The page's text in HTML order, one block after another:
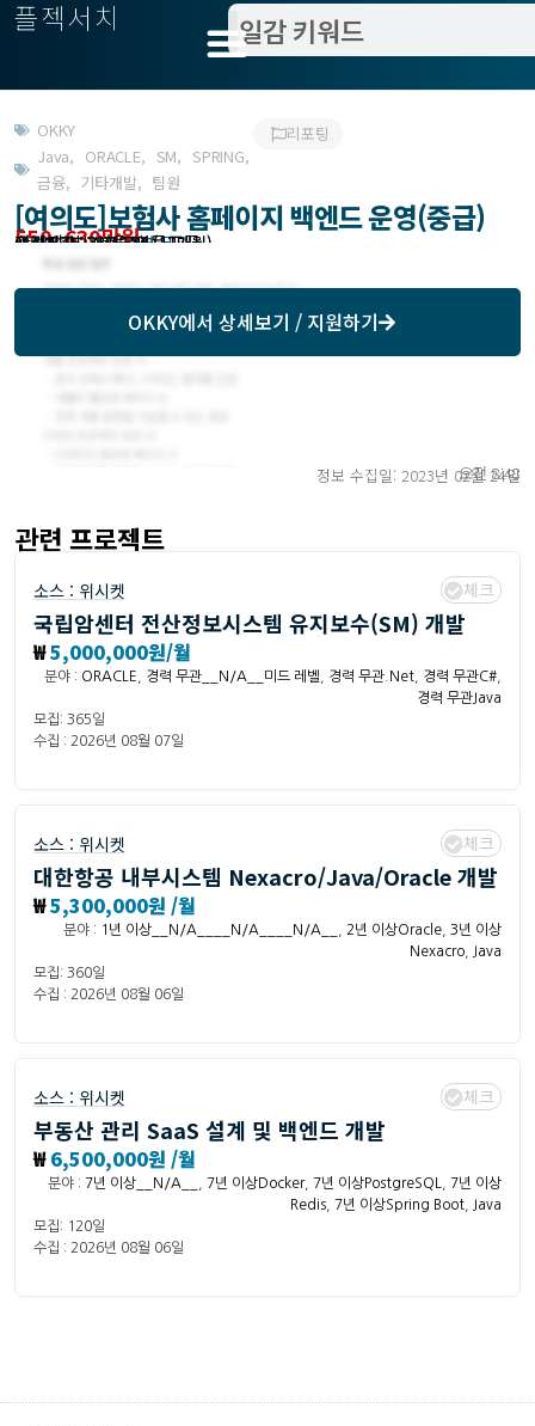
플젝서치
OKKY
Java, ORACLE, SM,SPRING,
금융, 기타개발, 팀원
리포팅
[여의도]보험사 홈페이지 백엔드 운영(중급)
550~630만원
작업방식 : 상근, 경력 무관
모집기한 : 23.02.24 (12개월)
예상기간 : 23.02.24 (12개월)
모집처 : 지스펙(주)
관련지역 : 서울 영등포구
OKKY에서 상세보기 / 지원하기
정보 수집일: 2023년 02월 24일
오전 8:48
관련 프로젝트
소스 : 위시켓 체크
국립암센터 전산정보시스템 유지보수(SM) 개발
₩5,000,000원/월
분야 : ORACLE 경력 무관__N/A__미드 레벨 경력 무관.Net 경력 무관C#
경력 무관Java
모집: 365일
수집 : 2026년 08월 07일
소스 : 위시켓 체크
대한항공 내부시스템 Nexacro/Java/Oracle 개발
₩5,300,000원 /월
분야 : 1년 이상__N/A____N/A____N/A__ 2년 이상Oracle
3년 이상
Nexacro
Java
모집: 360일
수집 : 2026년 08월 06일
소스 : 위시켓 체크
부동산 관리 SaaS 설계 및 백엔드 개발
₩6,500,000원 /월
분야 : 7년 이상__N/A__ 7년 이상Docker, 7년 이상PostgreSQL
7년 이상
Redis
7년 이상Spring Boot
Java
모집: 120일
수집 : 2026년 08월 06일